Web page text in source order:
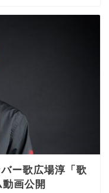
ー歌広場淳「歌
画公開